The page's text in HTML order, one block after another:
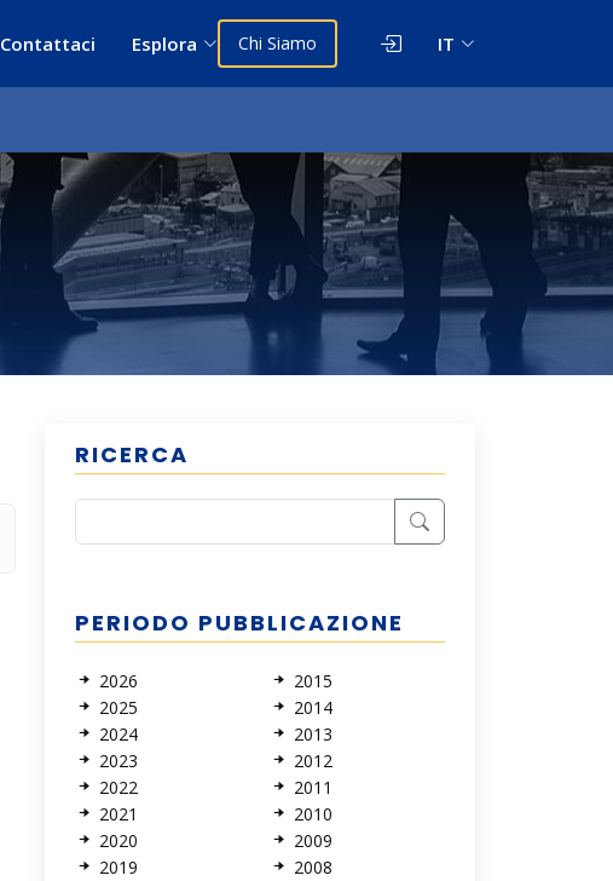
Contattaci Esplora Chi Siamo IT
RICERCA
PERIODO PUBBLICAZIONE
2026
2025
2024
2023
2022
2021
2020
2019
2015
2014
2013
2012
2011
2010
2009
2008